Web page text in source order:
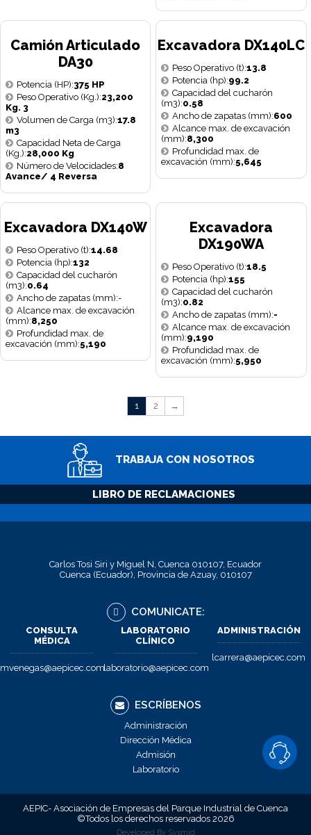
Camión Articulado
DA30
Potencia (HP):375 HP
Peso Operativo (Kg.):23,200
Kg. 3
Volumen de Carga (m3):17.8
m3
Capacidad Neta de Carga
(Kg.):28,000 Kg
Número de Velocidades:8
Avance/ 4 Reversa
Excavadora DX140LC
Peso Operativo (t):13.8
Potencia (hp):99.2
Capacidad del cucharón
(m3):0.58
Ancho de zapatas (mm):600
Alcance max. de excavación
(mm):8,300
Profundidad max. de
excavación (mm):5,645
Excavadora DX140W
Peso Operativo (t):14.68
Potencia (hp):132
Capacidad del cucharón
(m3):0.64
Ancho de zapatas (mm):-
Alcance max. de excavación
(mm):8,250
Profundidad max. de
excavación (mm):5,190
Excavadora
DX190WA
Peso Operativo (t):18.5
Potencia (hp):155
Capacidad del cucharón
(m3):0.82
Ancho de zapatas (mm):-
Alcance max. de excavación
(mm):9,190
Profundidad max. de
excavación (mm):5,950
1 2 →
TRABAJA CON NOSOTROS
LIBRO DE RECLAMACIONES
Carlos Tosi Siri y Miguel N, Cuenca 010107, Ecuador
Cuenca (Ecuador), Provincia de Azuay, 010107
COMUNICATE:
CONSULTA
MÉDICA
mvenegas@aepicec.com
LABORATORIO
CLÍNICO
laboratorio@aepicec.com
ADMINISTRACIÓN
lcarrera@aepicec.com
ESCRÍBENOS
Administración
Dirección Médica
Admisión
Laboratorio
AEPIC- Asociación de Empresas del Parque Industrial de Cuenca
©Todos los derechos reservados 2026
Developed By Sysmjd